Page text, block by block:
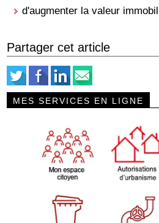
d'augmenter la valeur
Partager cet article
MES SERVICES EN LIGNE